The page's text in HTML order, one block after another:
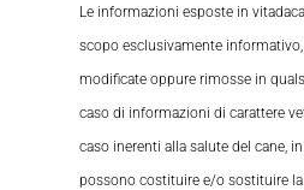
Le informazioni esposte in
scopo esclusivamente
modificate oppure rimosse in
caso di informazioni di carattere
caso inerenti alla salute del cane,
possono costituire e/o sostituire